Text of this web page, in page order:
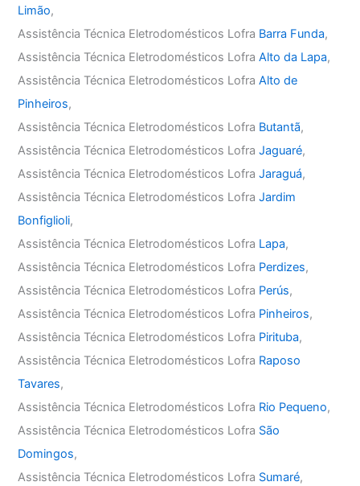
Limão,
Assistência Técnica Eletrodomésticos Lofra Barra Funda,
Assistência Técnica Eletrodomésticos LofraAlto da Lapa,
Assistência Técnica Eletrodomésticos LofraAlto de
Pinheiros,
Assistência Técnica Eletrodomésticos Lofra Butantã,
Assistência Técnica Eletrodomésticos LofraJaguaré,
Assistência Técnica Eletrodomésticos LofraJaraguá,
Assistência Técnica Eletrodomésticos LofraJardim
Bonfiglioli,
Assistência Técnica Eletrodomésticos Lofra Lapa,
Assistência Técnica Eletrodomésticos Lofra Perdizes,
Assistência Técnica Eletrodomésticos Lofra Perús,
Assistência Técnica Eletrodomésticos Lofra Pinheiros,
Assistência Técnica Eletrodomésticos Lofra Pirituba,
Assistência Técnica Eletrodomésticos Lofra Raposo
Tavares,
Assistência Técnica Eletrodomésticos Lofra Rio Pequeno,
Assistência Técnica Eletrodomésticos Lofra São
Domingos,
Assistência Técnica Eletrodomésticos Lofra Sumaré,